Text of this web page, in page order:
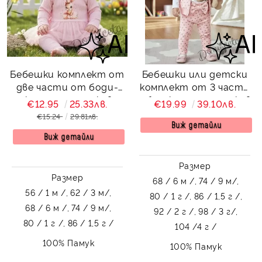
Бебешки комплект от
две части от боди-
рокля с дълъг ръкав и
рипсен клин в нежно
€12.95 25.33лв.
€15.24 29.81лв.
Виж детайли
Размер
56 / 1 м /, 62 / 3 м/,
68 / 6 м /, 74 / 9 м/,
80 / 1 г /, 86 / 1,5 г /
100% Памук
Бебешки или детски
комплект от 3 части
– блузка с дълъг ръкав
в бяло с къдрички,
панталон в розово на
€19.99 39.10лв.
Виж детайли
Размер
68 / 6 м /, 74 / 9 м/,
80 / 1 г /, 86 / 1,5 г /,
92 / 2 г /, 98 / 3 г/,
104 /4 г /
100% Памук